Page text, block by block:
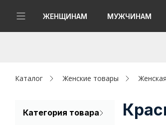
ЖЕНЩИНАМ МУЖЧИНАМ
Женщинам
Каталог Женские товары
Категория товара